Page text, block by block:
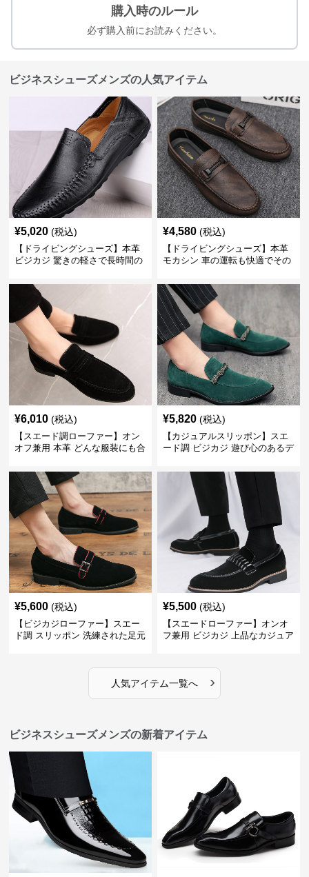
購入時のルール
必ず購入前にお読みください。
ビジネスシューズメンズの人気アイテム
¥5,020 (税込)
【ドライビングシューズ】本革
ビジカジ 驚きの軽さで長時間の
¥4,580 (税込)
【ドライビングシューズ】本革
モカシン 車の運転も快適でその
¥6,010 (税込)
【スエード調ローファー】オン
オフ兼用 本革 どんな服装にも合
供
¥5,820 (税込)
【カジュアルスリッポン】スエ
ード調 ビジカジ 遊び心のあるデ
表現
¥5,600 (税込)
【ビジカジローファー】スエー
ド調 スリッポン 洗練された足元
¥5,500 (税込)
【スエードローファー】オンオ
フ兼用 ビジカジ 上品なカジュア
人気アイテム一覧へ ›
ビジネスシューズメンズの新着アイテム